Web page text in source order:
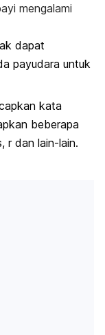
mengalami
dapat
payudara untuk
kata
beberapa
r dan lain-lain.